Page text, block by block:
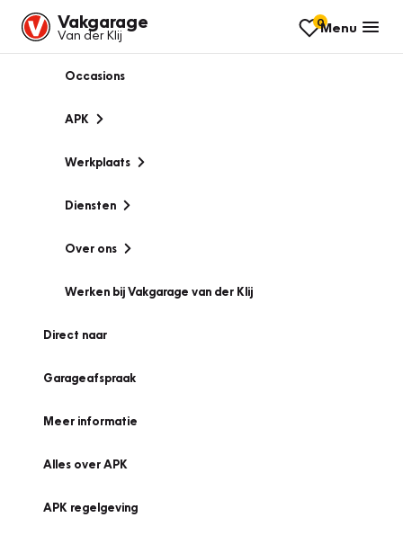
Vakgarage
Van der Klij
0Menu
Occasions
APK
Werkplaats
Diensten
Over ons
Werken bij Vakgarage van der Klij
Direct naar
Garageafspraak
Meer informatie
Alles over APK
APK regelgeving